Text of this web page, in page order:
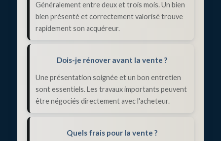
Généralement entre deux et trois mois. Un bien
bien présenté et correctement valorisé trouve
rapidement son acquéreur.
Dois-je rénover avant la vente ?
Une présentation soignée et un bon entretien
sont essentiels. Les travaux importants peuvent
être négociés directement avec l'acheteur.
Quels frais pour la vente ?